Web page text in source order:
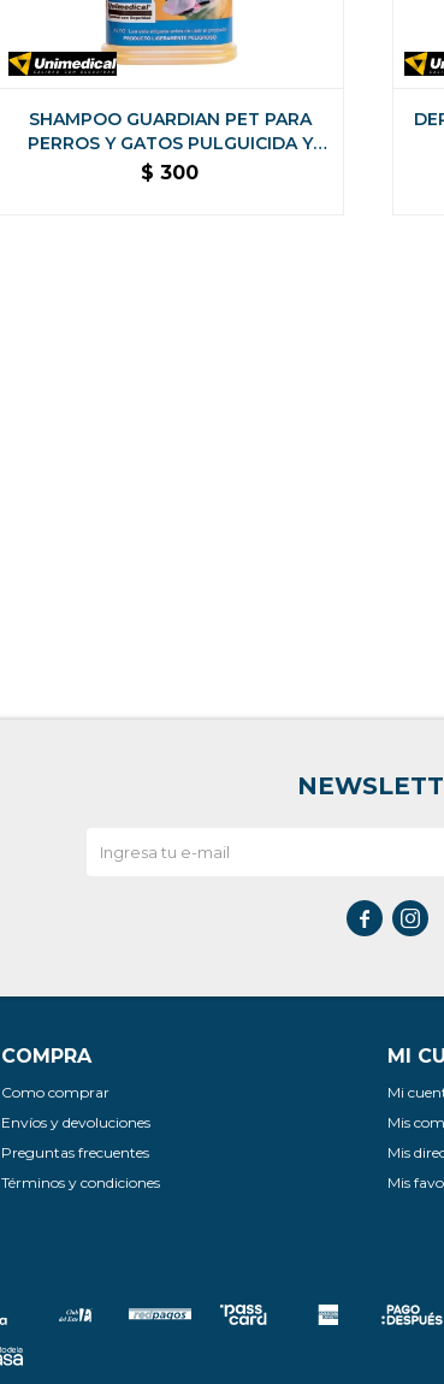
SHAMPOO GUARDIAN PET PARA
PERROS Y GATOS PULGUICIDA Y
PIOJICIDA 200 ML
$ 300
COMPRA
Como comprar
Envíos y devoluciones
Preguntas frecuentes
Términos y condiciones
MI
Mi
Mis
Mis
Mis
 